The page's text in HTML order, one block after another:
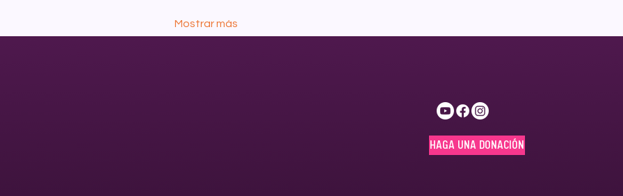
Mostrar más
HAGA UNA DONACIÓN